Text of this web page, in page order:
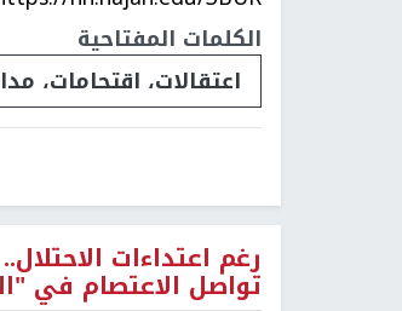
الكلمات المفتاحية
اعتقالات، اقتحامات،
رغم اعتداءات الاحتلال..
تواصل الاعتصام في